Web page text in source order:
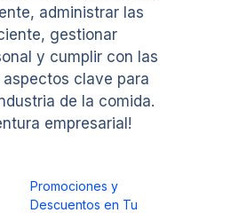
administrar las
gestionar
y cumplir con las
clave para
de la comida.
empresarial!
Promociones y
Descuentos en Tu